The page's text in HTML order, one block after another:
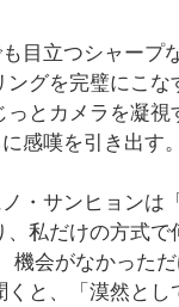
目立つシャープ
グを完璧にこ
とカメラを凝
感嘆を引き出す。
・サンヒョンは
私だけの方式
機会がなかった
と、「漠然とし